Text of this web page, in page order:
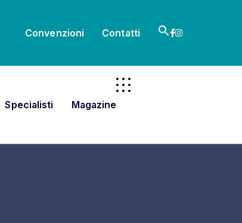
Convenzioni Contatti
for:
Specialisti Magazine